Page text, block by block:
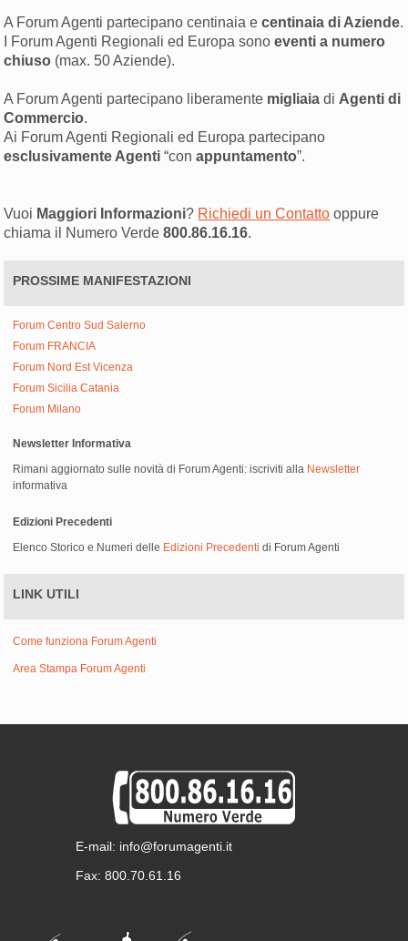
A Forum Agenti partecipano centinaia ecentinaia di Aziende.
I Forum Agenti Regionali ed Europa sonoeventi a numero
chiuso (max. 50 Aziende).
A Forum Agenti partecipano liberamente migliaia di Agenti di
Commercio.
Ai Forum Agenti Regionali ed Europa partecipano
esclusivamente Agenti “conappuntamento”.
Vuoi Maggiori Informazioni? Richiedi un Contatto oppure
chiama il Numero Verde800.86.16.16.
PROSSIME MANIFESTAZIONI
Forum Centro Sud Salerno
Forum FRANCIA
Forum Nord Est Vicenza
Forum Sicilia Catania
Forum Milano
Newsletter Informativa
Rimani aggiornato sulle novità di Forum Agenti: iscriviti alla Newsletter
informativa
Edizioni Precedenti
Elenco Storico e Numeri delle Edizioni Precedenti di Forum Agenti
LINK UTILI
Come funziona Forum Agenti
Area Stampa Forum Agenti
E-mail: info@forumagenti.it
Fax: 800.70.61.16